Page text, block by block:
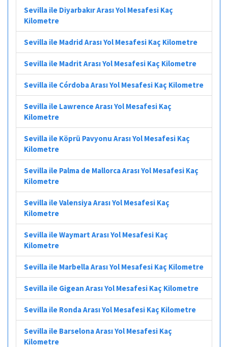
Sevilla ile Diyarbakır Arası Yol Mesafesi Kaç
Kilometre
Sevilla ile Madrid Arası Yol Mesafesi Kaç Kilometre
Sevilla ile Madrit Arası Yol Mesafesi Kaç Kilometre
Sevilla ile Córdoba Arası Yol Mesafesi Kaç Kilometre
Sevilla ile Lawrence Arası Yol Mesafesi Kaç
Kilometre
Sevilla ile Köprü Pavyonu Arası Yol Mesafesi Kaç
Kilometre
Sevilla ile Palma de Mallorca Arası Yol Mesafesi Kaç
Kilometre
Sevilla ile Valensiya Arası Yol Mesafesi Kaç
Kilometre
Sevilla ile Waymart Arası Yol Mesafesi Kaç
Kilometre
Sevilla ile Marbella Arası Yol Mesafesi Kaç Kilometre
Sevilla ile Gigean Arası Yol Mesafesi Kaç Kilometre
Sevilla ile Ronda Arası Yol Mesafesi Kaç Kilometre
Sevilla ile Barselona Arası Yol Mesafesi Kaç
Kilometre